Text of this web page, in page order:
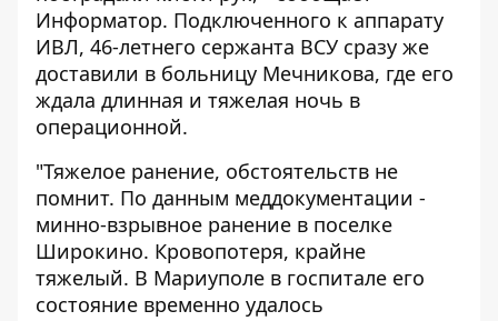
Информатор. Подключенного к аппарату
ИВЛ, 46-летнего сержанта ВСУ сразу же
доставили в больницу Мечникова, где его
ждала длинная и тяжелая ночь в
операционной.
"Тяжелое ранение, обстоятельств не
помнит. По данным меддокументации -
минно-взрывное ранение в поселке
Широкино. Кровопотеря, крайне
тяжелый. В Мариуполе в госпитале его
состояние временно удалось